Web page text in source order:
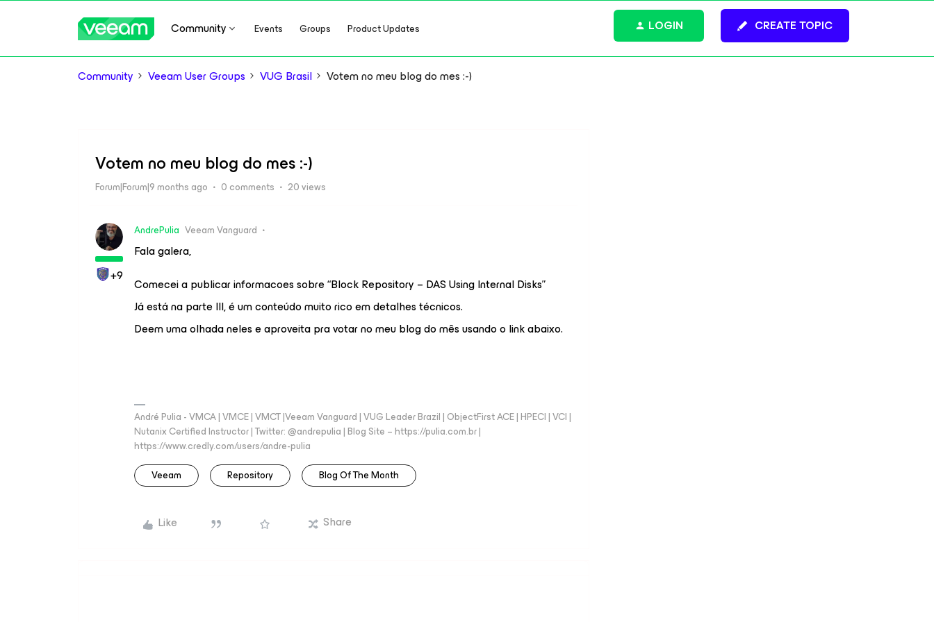
Community Events Groups Product Updates CREATE TOPIC
LOGIN
Community Veeam User Groups VUG Brasil Votem no meu blog do mes :-)
Votem no meu blog do mes :-)
Forum|Forum|9 months ago 0 comments 20 views
+9
AndrePulia Veeam Vanguard
Fala galera,
Comecei a publicar informacoes sobre “Block Repository – DAS Using Internal Disks”
Já está na parte III, é um conteúdo muito rico em detalhes técnicos.
Deem uma olhada neles e aproveita pra votar no meu blog do mês usando o link abaixo.
André Pulia - VMCA | VMCE | VMCT |Veeam Vanguard | VUG Leader Brazil | ObjectFirst ACE | HPECI | VCI |
Nutanix Certified Instructor | Twitter: @andrepulia | Blog Site – https://pulia.com.br |
https://www.credly.com/users/andre-pulia
Veeam
Repository Blog Of The Month
Like Share